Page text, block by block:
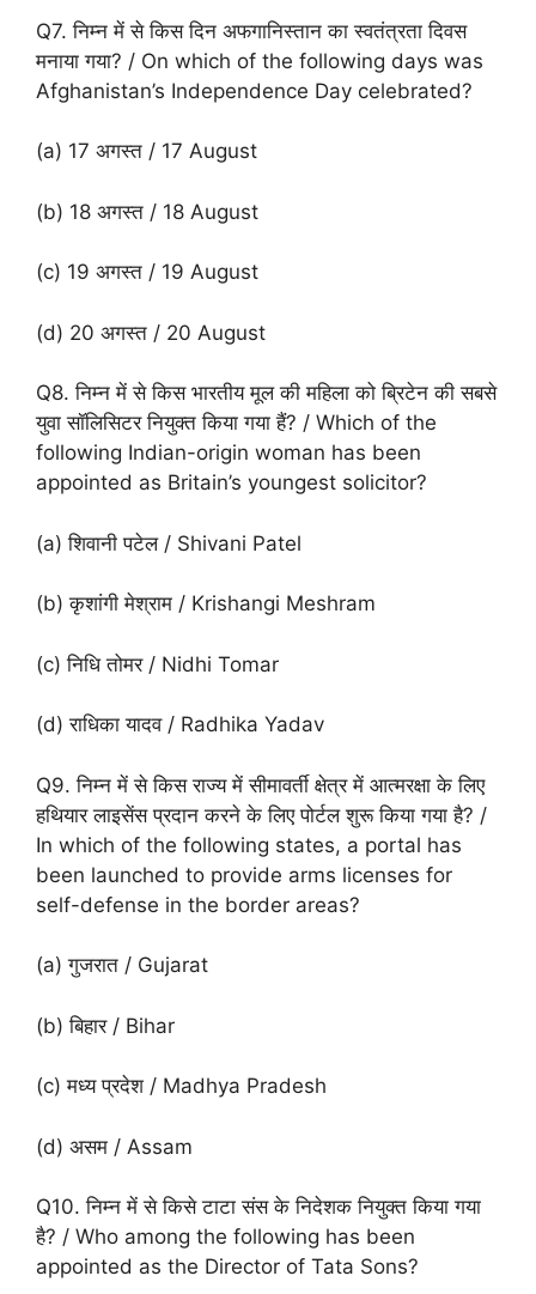
Q7. निम्न में से किस दिन अफगानिस्तान का स्वतंत्रता दिवस
मनाया गया? / On which of the following days was
Afghanistan’s Independence Day celebrated?
(a) 17 अगस्त / 17 August
(b) 18 अगस्त / 18 August
(c) 19 अगस्त / 19 August
(d) 20 अगस्त / 20 August
Q8. निम्न में से किस भारतीय मूल की महिला को ब्रिटेन की सबसे
युवा सॉलिसिटर नियुक्त किया गया हैं? / Which of the
following Indian-origin woman has been
appointed as Britain’s youngest solicitor?
(a) शिवानी पटेल / Shivani Patel
(b) कृशांगी मेश्राम / Krishangi Meshram
(c) निधि तोमर / Nidhi Tomar
(d) राधिका यादव / Radhika Yadav
Q9. निम्न में से किस राज्य में सीमावर्ती क्षेत्र में आत्मरक्षा के लिए
हथियार लाइसेंस प्रदान करने के लिए पोर्टल शुरू किया गया है? /
In which of the following states, a portal has
been launched to provide arms licenses for
self-defense in the border areas?
(a) गुजरात / Gujarat
(b) बिहार / Bihar
(c) मध्य प्रदेश / Madhya Pradesh
(d) असम / Assam
Q10. निम्न में से किसे टाटा संस के निदेशक नियुक्त किया गया
है? / Who among the following has been
appointed as the Director of Tata Sons?